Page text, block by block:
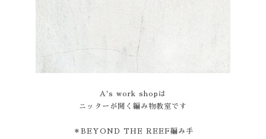
A's work shopは
ニッターが開く編み物教室です
＊BEYOND THE REEF編み手